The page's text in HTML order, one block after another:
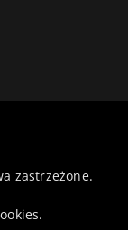
zastrzeżone.